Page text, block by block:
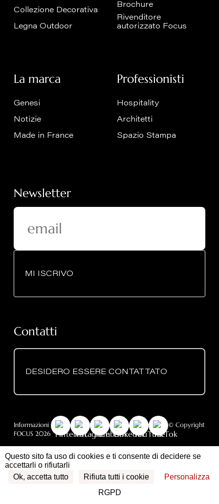
Collezione Decorativa
Legna Outdoor
Brochure
Rivenditore
autorizzato Focus
La marca
Genesi
Notizie
Made in France
Professionisti
Hospitality
Architetti
Spazio Stampa
Newsletter
MI ISCRIVO
Contatti
DESIDERO ESSERE CONTATTATO
Informazioni legali - RGPD - Informativa sui cookie
- © Copyright
FOCUS 2026
Focus - Atelier Dominique Imbert- 3, impasse
Claque Patin - Le Fort - 34380 Viols le Fort (France) -
Tél. 00 33 (0)4 67 55 01 93
Questo sito fa uso di cookies e ti consente di decidere se
accettarli o rifiutarli
Ok, accetta tutto
Rifiuta tutti i cookie
Personalizza
RGPD